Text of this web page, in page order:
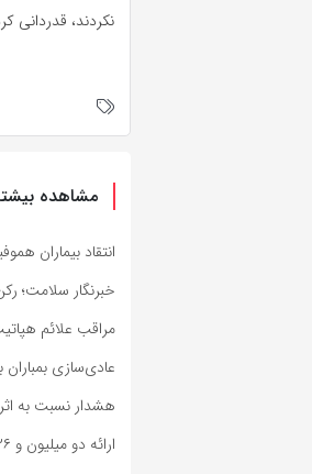
نکردند، قدردانی
مشاهده
انتقاد بیماران
خبرنگار سلامت؛
مراقب علائم
عادی‌سازی
هشدار نسبت به
ارائه دو میلیون و ۴۲۶ هزار خدمت بهداشتی و درمانی به زائران